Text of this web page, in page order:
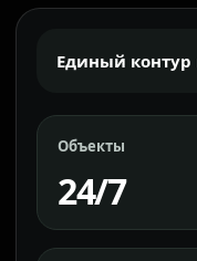
Единый контур
Объекты
24/7